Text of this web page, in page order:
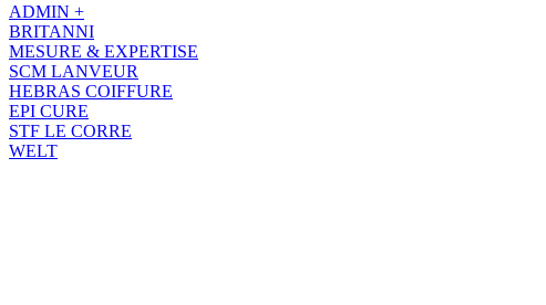
ADMIN +
BRITANNI
MESURE & EXPERTISE
SCM LANVEUR
HEBRAS COIFFURE
EPI CURE
STF LE CORRE
WELT